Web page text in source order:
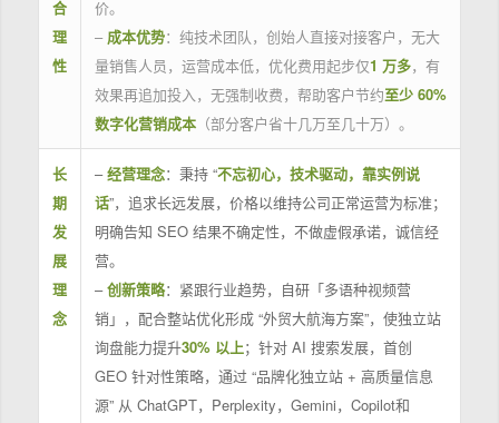
合
理
性
价。
– 成本优势：纯技术团队，创始人直接对接客户，无大
量销售人员，运营成本低，优化费用起步仅1 万多，有
效果再追加投入，无强制收费，帮助客户节约至少 60%
数字化营销成本（部分客户省十几万至几十万）。
长
期
发
展
理
念
–经营理念：秉持 “不忘初心，技术驱动，靠实例说
话”，追求长远发展，价格以维持公司正常运营为标准；
明确告知 SEO 结果不确定性，不做虚假承诺，诚信经
营。
–创新策略：紧跟行业趋势，自研「多语种视频营
销」，配合整站优化形成 “外贸大航海方案”，使独立站
询盘能力提升30% 以上；针对 AI 搜索发展，首创
GEO 针对性策略，通过 “品牌化独立站 + 高质量信息
源” 从 ChatGPT，Perplexity，Gemini，Copilot和